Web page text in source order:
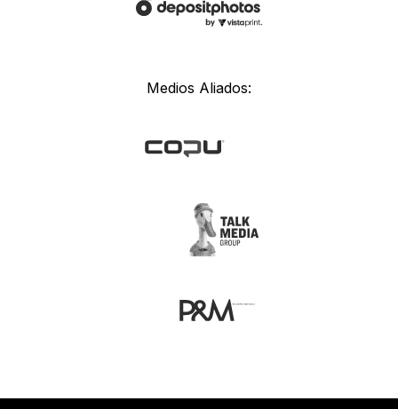
Medios Aliados: